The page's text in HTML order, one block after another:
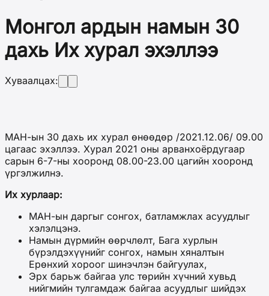
Монгол ардын намын 30
дахь Их хурал эхэллээ
Хуваалцах:
МАН-ын 30 дахь их хурал өнөөдөр /2021.12.06/ 09.00
цагаас эхэллээ. Хурал 2021 оны арванхоёрдугаар
сарын 6-7-ны хооронд 08.00-23.00 цагийн хооронд
үргэлжилнэ.
Их хурлаар:
МАН-ын даргыг сонгох, батламжлах асуудлыг
хэлэлцэнэ.
Намын дүрмийн өөрчлөлт, Бага хурлын
бүрэлдэхүүнийг сонгох, намын хяналтын
Ерөнхий хороог шинэчлэн байгуулах,
Эрх барьж байгаа улс төрийн хүчний хувьд
нийгмийн тулгамдаж байгаа асуудлыг шийдэх